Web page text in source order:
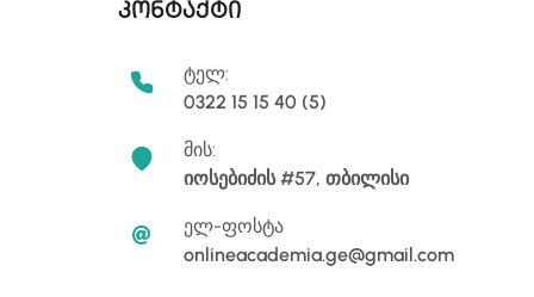
კონტაქტი
ტელ:
0322 15 15 40 (5)
მის:
იოსებიძის #57, თბილისი
ელ-ფოსტა
onlineacademia.ge@gmail.com